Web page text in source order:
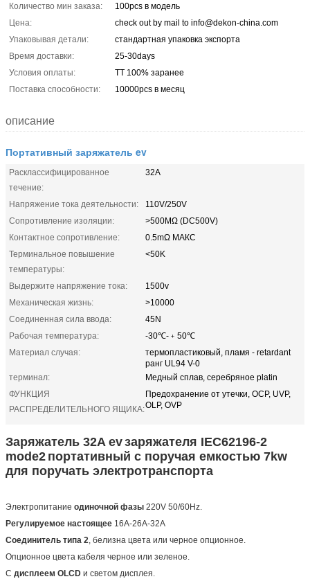
Количество мин заказа:
100pcs в модель
Цена:
check out by mail to info@dekon-china.com
Упаковывая детали:
стандартная упаковка экспорта
Время доставки:
25-30days
Условия оплаты:
TT 100% заранее
Поставка способности:
10000pcs в месяц
описание
Портативный заряжатель ev
Расклассифицированное
течение:
32A
Напряжение тока деятельности:
110V/250V
Сопротивление изоляции:
>500MΩ (DC500V)
Контактное сопротивление:
0.5mΩ МАКС
Терминальное повышение
температуры:
<50K
Выдержите напряжение тока:
1500v
Механическая жизнь:
>10000
Соединенная сила ввода:
45N
Рабочая температура:
-30℃-﹢50℃
Материал случая:
термопластиковый, пламя - retardant
ранг UL94 V-0
терминал:
Медный сплав, серебряное platin
ФУНКЦИЯ
РАСПРЕДЕЛИТЕЛЬНОГО ЯЩИКА:
Предохранение от утечки, OCP, UVP,
OLP, OVP
Заряжатель 32A evзаряжателя IEC62196-2
mode2 портативный с поручая емкостью 7kw
для поручать электротранспорта
Электропитание одиночной фазы 220V 50/60Hz.
Регулируемое настоящее 16A-26A-32A
Соединитель типа 2, белизна цвета или черное опционное.
Опционное цвета кабеля черное или зеленое.
С дисплеем OLCD и светом дисплея.